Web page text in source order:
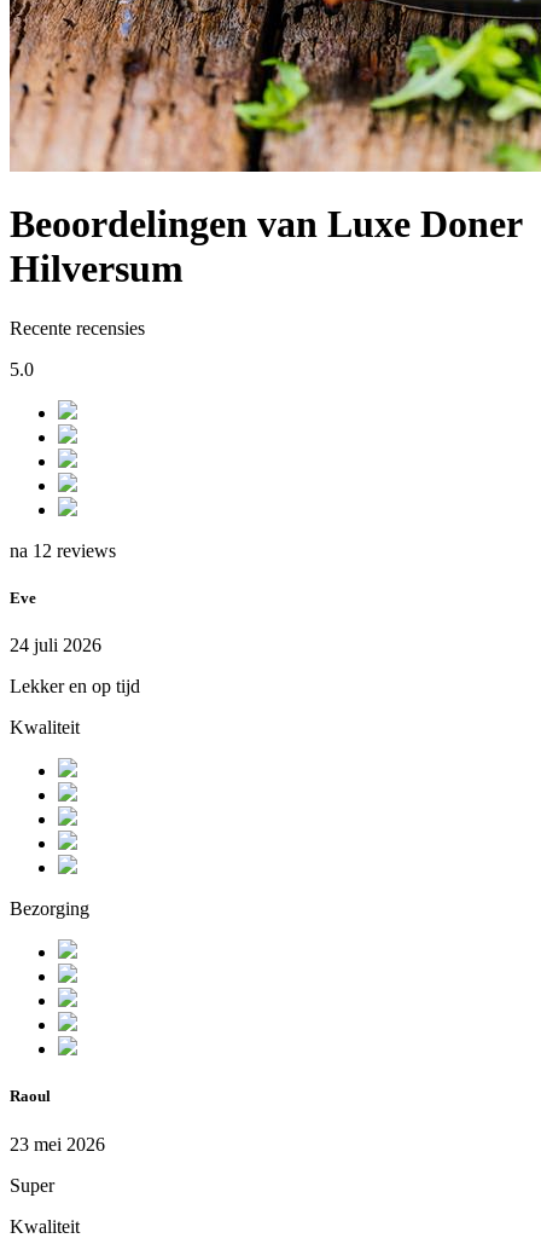
Beoordelingen van Luxe Doner
Hilversum
Recente recensies
5.0
na 12 reviews
Eve
24 juli 2026
Lekker en op tijd
Kwaliteit
Bezorging
Raoul
23 mei 2026
Super
Kwaliteit